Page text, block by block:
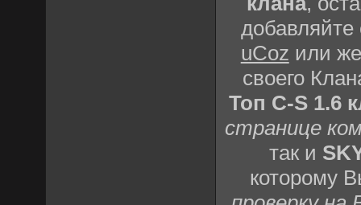
uCoz или
своего
Топ C-S 1.6
странице
так и
которому